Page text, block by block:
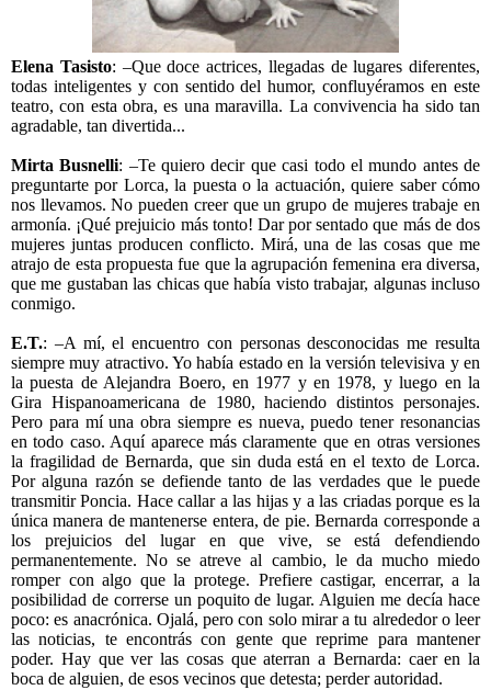
Elena Tasisto: –Que doce actrices, llegadas de lugares diferentes,
todas inteligentes y con sentido del humor, confluyéramos en este
teatro, con esta obra, es una maravilla. La convivencia ha sido tan
agradable, tan divertida...
Mirta Busnelli: –Te quiero decir que casi todo el mundo antes de
preguntarte por Lorca, la puesta o la actuación, quiere saber cómo
nos llevamos. No pueden creer que un grupo de mujeres trabaje en
armonía. ¡Qué prejuicio más tonto! Dar por sentado que más de dos
mujeres juntas producen conflicto. Mirá, una de las cosas que me
atrajo de esta propuesta fue que la agrupación femenina era diversa,
que me gustaban las chicas que había visto trabajar, algunas incluso
conmigo.
E.T.: –A mí, el encuentro con personas desconocidas me resulta
siempre muy atractivo. Yo había estado en la versión televisiva y en
la puesta de Alejandra Boero, en 1977 y en 1978, y luego en la
Gira Hispanoamericana de 1980, haciendo distintos personajes.
Pero para mí una obra siempre es nueva, puedo tener resonancias
en todo caso. Aquí aparece más claramente que en otras versiones
la fragilidad de Bernarda, que sin duda está en el texto de Lorca.
Por alguna razón se defiende tanto de las verdades que le puede
transmitir Poncia. Hace callar a las hijas y a las criadas porque es la
única manera de mantenerse entera, de pie. Bernarda corresponde a
los prejuicios del lugar en que vive, se está defendiendo
permanentemente. No se atreve al cambio, le da mucho miedo
romper con algo que la protege. Prefiere castigar, encerrar, a la
posibilidad de correrse un poquito de lugar. Alguien me decía hace
poco: es anacrónica. Ojalá, pero con solo mirar a tu alrededor o leer
las noticias, te encontrás con gente que reprime para mantener
poder. Hay que ver las cosas que aterran a Bernarda: caer en la
boca de alguien, de esos vecinos que detesta; perder autoridad.